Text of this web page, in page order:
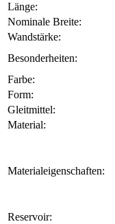
Länge:
Nominale Breite:
Wandstärke:
Besonderheiten:
Farbe:
Form:
Gleitmittel:
Material:
Materialeigenschaften:
Reservoir: